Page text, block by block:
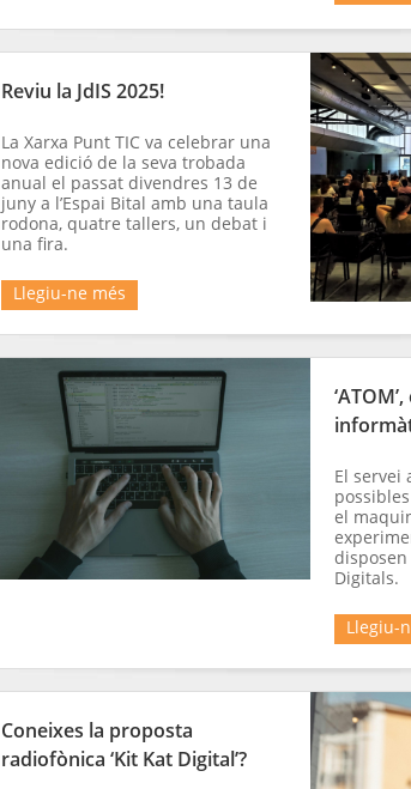
Reviu la JdIS 2025!
La Xarxa Punt TIC va celebrar una
nova edició de la seva trobada
anual el passat divendres 13 de
juny a l’Espai Bital amb una taula
rodona, quatre tallers, un debat i
una fira.
Llegiu-ne més
El servei
el
disposen
Digitals.
Llegiu-
Coneixes la proposta
radiofònica ‘Kit Kat Digital’?